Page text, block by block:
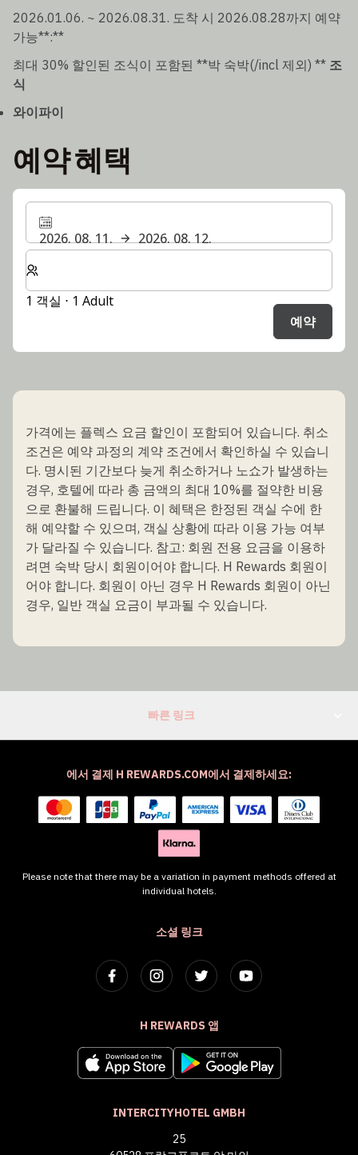
2026.01.06. ~ 2026.08.31. 도착 시 2026.08.28까지 예약
가능**:**
최대 30% 할인된 조식이 포함된 **박 숙박(/incl 제외) ** 조
식
와이파이
예약 혜택
2026. 08. 11.
2026. 08. 12.
숙박할 객실 및 게스트 수 선택
1 객실 ⋅ 1 Adult
예약
가격에는 플렉스 요금 할인이 포함되어 있습니다. 취소
조건은 예약 과정의 계약 조건에서 확인하실 수 있습니
다. 명시된 기간보다 늦게 취소하거나 노쇼가 발생하는
경우, 호텔에 따라 총 금액의 최대 10%를 절약한 비용
으로 환불해 드립니다. 이 혜택은 한정된 객실 수에 한
해 예약할 수 있으며, 객실 상황에 따라 이용 가능 여부
가 달라질 수 있습니다. 참고: 회원 전용 요금을 이용하
려면 숙박 당시 회원이어야 합니다. H Rewards 회원이
어야 합니다. 회원이 아닌 경우 H Rewards 회원이 아닌
경우, 일반 객실 요금이 부과될 수 있습니다.
빠른 링크
소셜 링크
H REWARDS 앱
INTERCITYHOTEL GMBH
25
에서 결제 H REWARDS.COM에서 결제하세요:
Please note that there may be a variation in payment methods offered at
individual hotels.